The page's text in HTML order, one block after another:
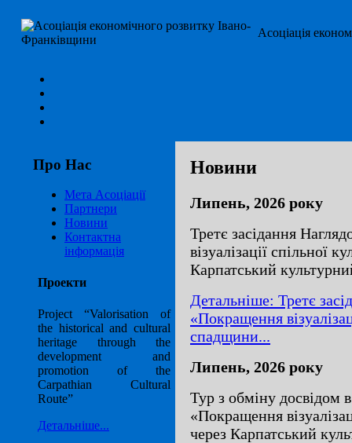
Асоціація
Про Нас
Мета Асоціації
Партнери
Новини
Контактна
інформація
Проекти
Project “Valorisation of
the historical and cultural
heritage through the
development and
promotion of the
Carpathian Cultural
Route”
Детальніше...
Новини
Липень, 2026 року
Третє засідання
візуалізації спільної
Карпатський
Детальніше: Третє
«Покращення
спадщини...
Липень, 2026 року
Тур з обміну досвідом
«Покращення
через Карпатський